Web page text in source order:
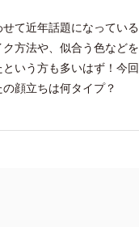
て近年話題になってい
方法や、似合う色など
いう方も多いはず！今
顔立ちは何タイプ？